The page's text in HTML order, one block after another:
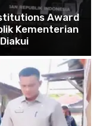
Award
Kementerian